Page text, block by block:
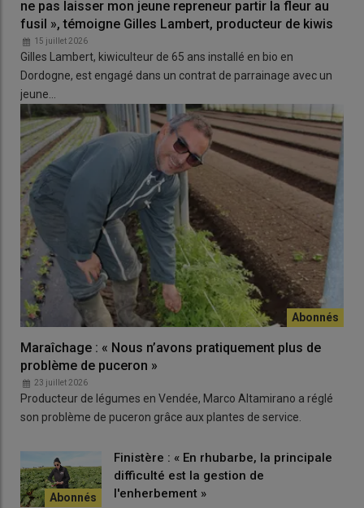
ne pas laisser mon jeune repreneur partir la fleur au
fusil », témoigne Gilles Lambert, producteur de kiwis
15 juillet 2026
Gilles Lambert, kiwiculteur de 65 ans installé en bio en
Dordogne, est engagé dans un contrat de parrainage avec un
jeune…
Maraîchage : « Nous n’avons pratiquement plus de
problème de puceron »
23 juillet 2026
Producteur de légumes en Vendée, Marco Altamirano a réglé
son problème de puceron grâce aux plantes de service.
Finistère : « En rhubarbe, la principale
difficulté est la gestion de
l'enherbement »